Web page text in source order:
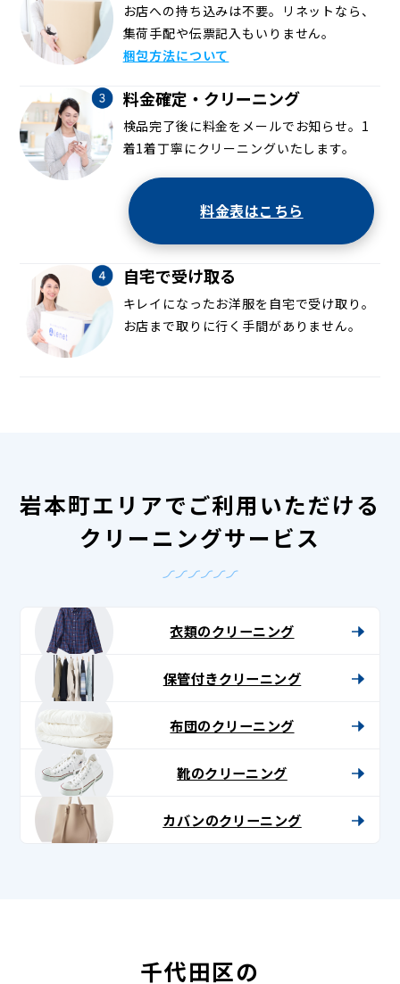
お店への持ち込みは不要。リネットなら、
集荷手配や伝票記入もいりません。
梱包方法について
料金確定・クリーニング
検品完了後に料金をメールでお知らせ。1
着1着丁寧にクリーニングいたします。
料金表はこちら
自宅で受け取る
キレイになったお洋服を自宅で受け取り。
お店まで取りに行く手間がありません。
岩本町エリアでご利用いただける
クリーニングサービス
衣類のクリーニング
保管付きクリーニング
布団のクリーニング
靴のクリーニング
カバンのクリーニング
千代田区の